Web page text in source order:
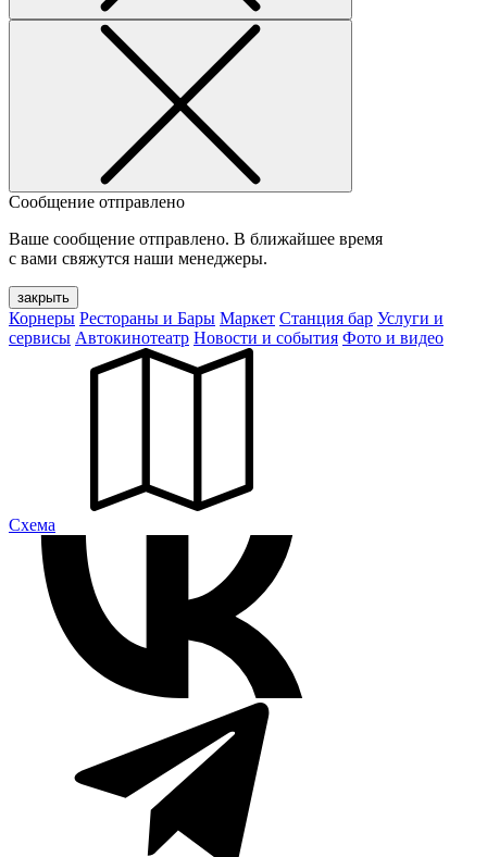
Сообщение отправлено
Ваше сообщение отправлено. В ближайшее время
с вами свяжутся наши менеджеры.
закрыть
Корнеры Рестораны и Бары Маркет Станция бар Услуги и
сервисы Автокинотеатр Новости и события Фото и видео
Cхема